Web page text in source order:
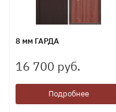
8 мм ГАРДА
16 700 руб.
Подробнее